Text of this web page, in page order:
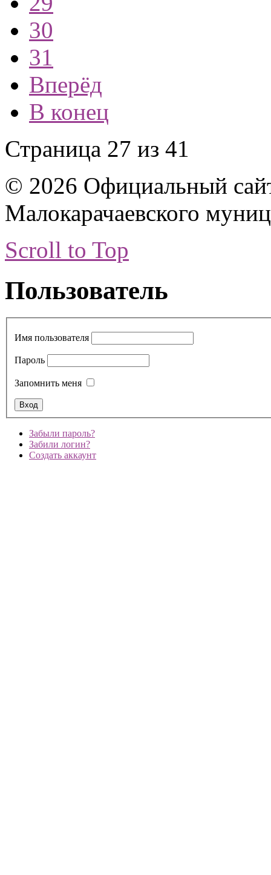
30
31
Вперёд
В конец
Страница 27 из 41
© 2026 Официальный
Малокарачаевского
Scroll to Top
Пользователь
Имя пользователя
Пароль
Запомнить меня
Забыли пароль?
Забили логин?
Создать аккаунт